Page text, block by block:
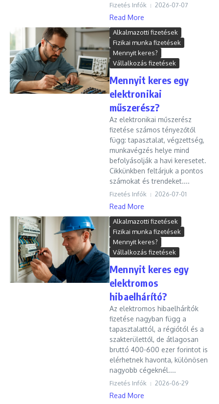
Fizetés Infók 2026-07-07
Read More
Alkalmazotti fizetések
Fizikai munka fizetések
Mennyit keres?
Vállalkozás fizetések
Mennyit keres egy
elektronikai
műszerész?
Az elektronikai műszerész
fizetése számos tényezőtől
függ: tapasztalat, végzettség,
munkavégzés helye mind
befolyásolják a havi keresetet.
Cikkünkben feltárjuk a pontos
számokat és trendeket....
Fizetés Infók 2026-07-01
Read More
Alkalmazotti fizetések
Fizikai munka fizetések
Mennyit keres?
Vállalkozás fizetések
Mennyit keres egy
elektromos
hibaelhárító?
Az elektromos hibaelhárítók
fizetése nagyban függ a
tapasztalattól, a régiótól és a
szakterülettől, de átlagosan
bruttó 400-600 ezer forintot is
elérhetnek havonta, különösen
nagyobb cégeknél....
Fizetés Infók 2026-06-29
Read More